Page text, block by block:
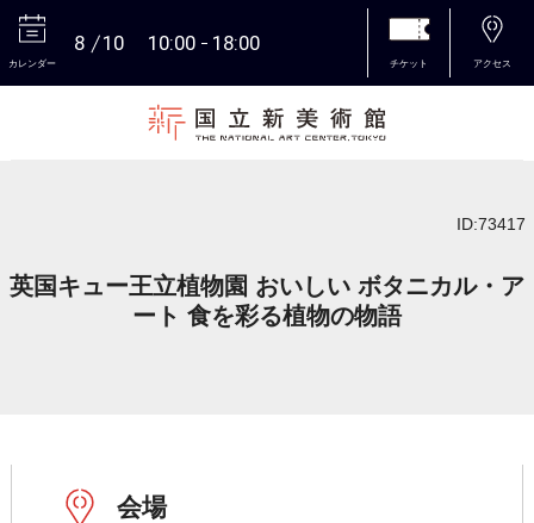
カレンダー
8 10 10:00 18:00
チケット アクセス
ID:73417
英国キュー王立植物園 おいしい ボタニカル・ア
ート 食を彩る植物の物語
会場